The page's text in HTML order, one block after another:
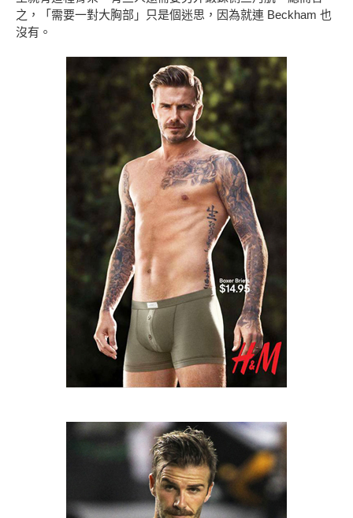
之，「需要一對大胸部」只是個迷思，因為就連 Beckham 也
沒有。